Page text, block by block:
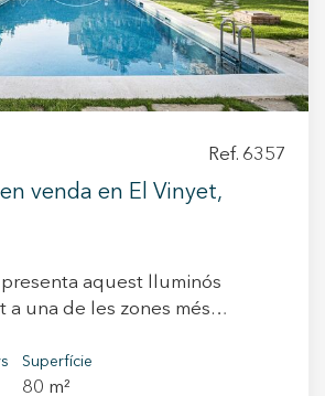
Ref. 6357
venda en El Vinyet,
presenta aquest lluminós
a una de les zones més
centre. L'habitatge
2 banys, saló-menjador
Superfície
80 m²